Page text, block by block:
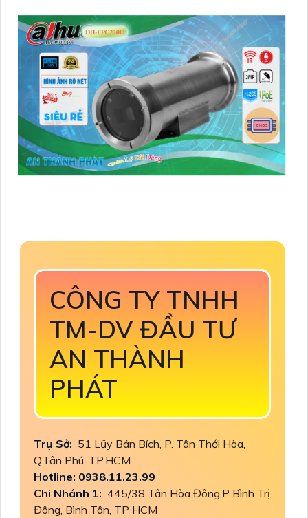
CÔNG TY TNHH
TM-DV ĐẦU TƯ
AN THÀNH
PHÁT
Trụ Sở: 51 Lũy Bán Bích, P. Tân Thới Hòa,
Q.Tân Phú, TP.HCM
Hotline: 0938.11.23.99
Chi Nhánh 1: 445/38 Tân Hòa Đông,P Bình Trị
Đông, Bình Tân, TP HCM